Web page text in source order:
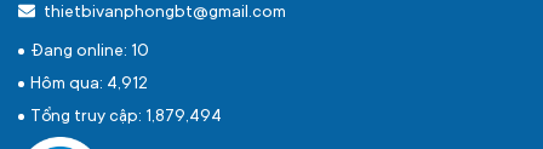
thietbivanphongbt@gmail.com
Đang online: 10
Hôm qua: 4,912
Tổng truy cập: 1,879,494